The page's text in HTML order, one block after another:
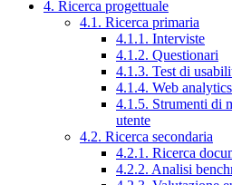
4. Ricerca progettuale
4.1. Ricerca primaria
4.1.1. Interviste
4.1.2. Questionari
4.1.3. Test di
4.1.4. Web analytics
4.1.5. Strumenti di
utente
4.2. Ricerca secondaria
4.2.1. Ricerca
4.2.2. Analisi